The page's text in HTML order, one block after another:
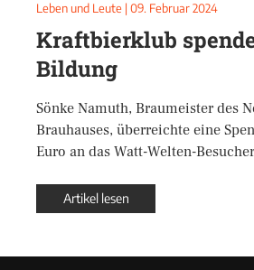
Leben und Leute | 09. Februar 2024
Kraftbierklub
Bildung
Sönke Namuth, Braumeister des
Brauhauses, überreichte eine
Euro an das Watt-Welten-
Artikel lesen